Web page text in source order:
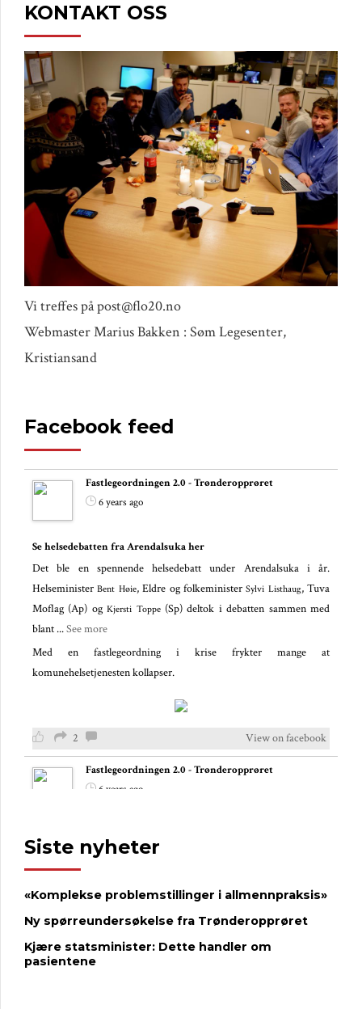
KONTAKT OSS
Vi treffes på post@flo20.no
Webmaster Marius Bakken : Søm Legesenter,
Kristiansand
Facebook feed
Fastlegeordningen 2.0 - Trønderopprøret
6 years ago
Se helsedebatten fra Arendalsuka her
Det ble en spennende helsedebatt under Arendalsuka i år.
HelseministerBent Høie, Eldre og folkeministerSylvi Listhaug, Tuva
Moflag (Ap) ogKjersti Toppe(Sp) deltok i debatten sammen med
blant...See more
Med en fastlegeordning i krise frykter mange at
komunehelsetjenesten kollapser.
2 View on facebook
Fastlegeordningen 2.0 - Trønderopprøret
6 years ago
I helsedebatten under Arendalsuka var overskriften; Står
fastlegeordningen overfor en kollaps?
MoflagogKjersti Toppedeltok i debatten sammen med et
ekspertpanel.... See more
Fastlege Tor Magne Johnsen advarer mot at man «evaluerer seg i
hjel» mens fastlegeordningen forvitres.
Siste nyheter
«Komplekse problemstillinger i allmennpraksis»
Ny spørreundersøkelse fra Trønderopprøret
Kjære statsminister: Dette handler om
pasientene